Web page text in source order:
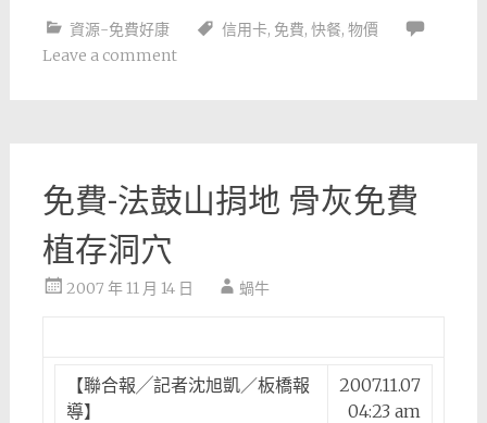
資源-免費好康 信用卡, 免費, 快餐, 物價
Leave a comment
免費-法鼓山捐地 骨灰免費
植存洞穴
2007 年 11 月 14 日 蝸牛
【聯合報╱記者沈旭凱／板橋報
導】
2007.11.07
04:23 am